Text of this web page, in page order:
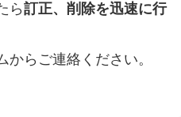
ら訂正、削除を迅速に行
からご連絡ください。